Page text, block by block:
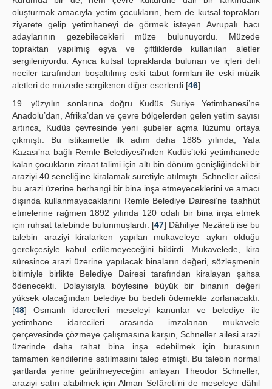
oluşturmak amacıyla yetim çocukların, hem de kutsal toprakları
ziyarete gelip yetimhaneyi de görmek isteyen Avrupalı hacı
adaylarının gezebilecekleri müze bulunuyordu. Müzede
topraktan yapılmış eşya ve çiftliklerde kullanılan aletler
sergileniyordu. Ayrıca kutsal topraklarda bulunan ve içleri defi
neciler tarafından boşaltılmış eski tabut formları ile eski müzik
aletleri de müzede sergilenen diğer eserlerdi.[46]
19. yüzyılın sonlarına doğru Kudüs Suriye Yetimhanesi’ne
Anadolu’dan, Afrika’dan ve çevre bölgelerden gelen yetim sayısı
artınca, Kudüs çevresinde yeni şubeler açma lüzumu ortaya
çıkmıştı. Bu istikamette ilk adım daha 1885 yılında, Yafa
Kazası’na bağlı Remle Belediyesi’nden Kudüs’teki yetimhanede
kalan çocukların ziraat talimi için altı bin dönüm genişliğindeki bir
araziyi 40 seneliğine kiralamak suretiyle atılmıştı. Schneller ailesi
bu arazi üzerine herhangi bir bina inşa etmeyeceklerini ve amacı
dışında kullanmayacaklarını Remle Belediye Dairesi’ne taahhüt
etmelerine rağmen 1892 yılında 120 odalı bir bina inşa etmek
için ruhsat talebinde bulunmuşlardı. [47] Dâhiliye Nezâreti ise bu
talebin araziyi kiralarken yapılan mukaveleye aykırı olduğu
gerekçesiyle kabul edilemeyeceğini bildirdi. Mukavelede, kira
süresince arazi üzerine yapılacak binaların değeri, sözleşmenin
bitimiyle birlikte Belediye Dairesi tarafından kiralayan şahsa
ödenecekti. Dolayısıyla böylesine büyük bir binanın değeri
yüksek olacağından belediye bu bedeli ödemekte zorlanacaktı.
[48] Osmanlı idarecileri meseleyi kanunlar ve belediye ile
yetimhane idarecileri arasında imzalanan mukavele
çerçevesinde çözmeye çalışmasına karşın, Schneller ailesi arazi
üzerinde daha rahat bina inşa edebilmek için burasının
tamamen kendilerine satılmasını talep etmişti. Bu talebin normal
şartlarda yerine getirilmeyeceğini anlayan Theodor Schneller,
araziyi satın alabilmek için Alman Sefâreti’ni de meseleye dâhil